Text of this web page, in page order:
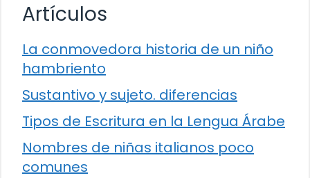
Artículos
La conmovedora historia de un niño
hambriento
Sustantivo y sujeto. diferencias
Tipos de Escritura en la Lengua Árabe
Nombres de niñas italianos poco
comunes